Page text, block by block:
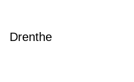
Drenthe